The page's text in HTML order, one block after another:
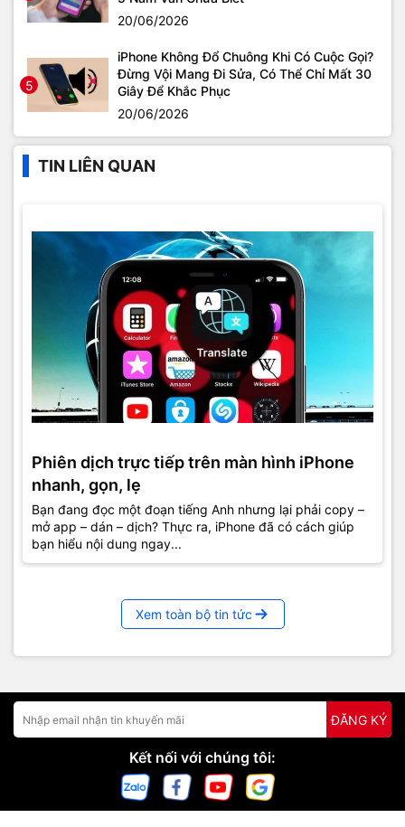
20/06/2026
5
iPhone Không Đổ Chuông Khi Có Cuộc Gọi?
Đừng Vội Mang Đi Sửa, Có Thể Chỉ Mất 30
Giây Để Khắc Phục
20/06/2026
TIN LIÊN QUAN
Phiên dịch trực tiếp trên màn hình iPhone
nhanh, gọn, lẹ
Bạn đang đọc một đoạn tiếng Anh nhưng lại phải copy –
mở app – dán – dịch? Thực ra, iPhone đã có cách giúp
bạn hiểu nội dung ngay...
Xem toàn bộ tin tức
ĐĂNG KÝ
Kết nối với chúng tôi: